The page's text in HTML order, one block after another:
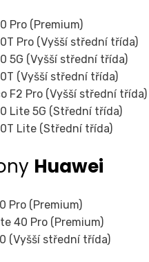
Pro (Premium)
Pro (Vyšší střední třída)
5G (Vyšší střední třída)
(Vyšší střední třída)
F2 Pro (Vyšší střední třída)
Lite 5G (Střední třída)
Lite (Střední třída)
Huawei
Pro (Premium)
40 Pro (Premium)
(Vyšší střední třída)